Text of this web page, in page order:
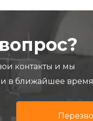
контакты и мы
в ближайшее время